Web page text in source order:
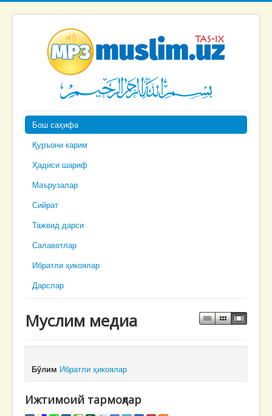
Бош саҳифа
Қуръони карим
Ҳадиси шариф
Маърузалар
Сийрат
Тажвид дарси
Салавотлар
Ибратли ҳикоялар
Дарслар
Муслим медиа
Бўлим Ибратли ҳикоялар
Ижтимоий тармоқлар